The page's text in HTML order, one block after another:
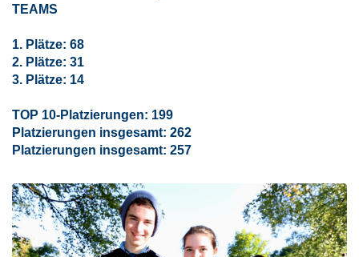
TEAMS
1. Plätze: 68
2. Plätze: 31
3. Plätze: 14
TOP 10-Platzierungen: 199
Platzierungen insgesamt: 262
Platzierungen insgesamt: 257